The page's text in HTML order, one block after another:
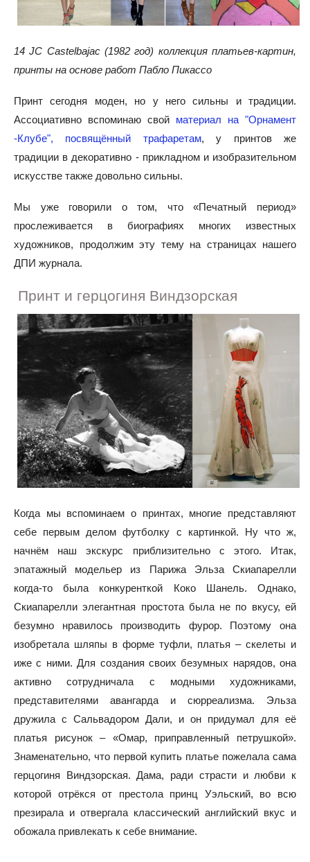
14 JC Castelbajac (1982 год) коллекция платьев-картин,
принты на основе работ Пабло Пикассо
Принт сегодня моден, но у него сильны и традиции.
Ассоциативно вспоминаю свой материал на "Орнамент
-Клубе", посвящённый трафаретам, у принтов же
традиции в декоративно - прикладном и изобразительном
искусстве также довольно сильны.
Мы уже говорили о том, что «Печатный период»
прослеживается в биографиях многих известных
художников, продолжим эту тему на страницах нашего
ДПИ журнала.
Принт и герцогиня Виндзорская
Когда мы вспоминаем о принтах, многие представляют
себе первым делом футболку с картинкой. Ну что ж,
начнём наш экскурс приблизительно с этого. Итак,
эпатажный модельер из Парижа Эльза Скиапарелли
когда-то была конкуренткой Коко Шанель. Однако,
Скиапарелли элегантная простота была не по вкусу, ей
безумно нравилось производить фурор. Поэтому она
изобретала шляпы в форме туфли, платья – скелеты и
иже с ними. Для создания своих безумных нарядов, она
активно сотрудничала с модными художниками,
представителями авангарда и сюрреализма. Эльза
дружила с Сальвадором Дали, и он придумал для её
платья рисунок – «Омар, приправленный петрушкой».
Знаменательно, что первой купить платье пожелала сама
герцогиня Виндзорская. Дама, ради страсти и любви к
которой отрёкся от престола принц Уэльский, во всю
презирала и отвергала классический английский вкус и
обожала привлекать к себе внимание.